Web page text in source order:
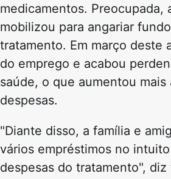
medicamentos. Preocupada,
mobilizou para angariar
tratamento. Em março deste
do emprego e acabou
saúde, o que aumentou mais
despesas.
"Diante disso, a família e
vários empréstimos no
despesas do tratamento",